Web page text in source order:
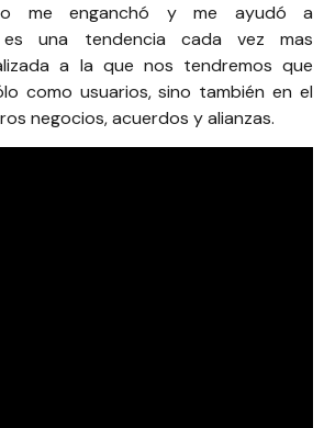
me enganchó y me ayudó a
una tendencia cada vez mas
a la que nos tendremos que
como usuarios, sino también en el
negocios, acuerdos y alianzas.